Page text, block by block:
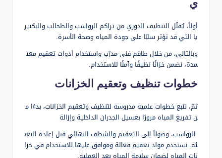
ي
أولاً، يُقلّل التنظيف الدوري من تراكم الرواسب والطحالب والبكتير
يا التي قد تؤثر سلبًا على جودة المياه وصحة الأسرة.
وبالتالي، من خلال طاقم فني مدرّب واستخدام أدوات تعقيم معت
مدة، نضمن خزانًا نظيفًا وآمنًا للاستخدام.
خطوات تنظيف وتعقيم الخزانات
ثمّ، نتبع خطوات علمية مدروسة لتنظيف وتعقيم الخزانات، بدءًا م
ن تفريغ المياه مرورًا بغسيل الجدران الداخلية وإزالة
الرواسب، وصولاً إلى التعقيم والشطف النهائي قبل إعادة التعب
ئة. نستخدم مواد تعقيم فعالة وموافق عليها للاستخدام في خزا